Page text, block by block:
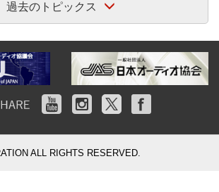
過去のトピックス
ALL RIGHTS RESERVED.